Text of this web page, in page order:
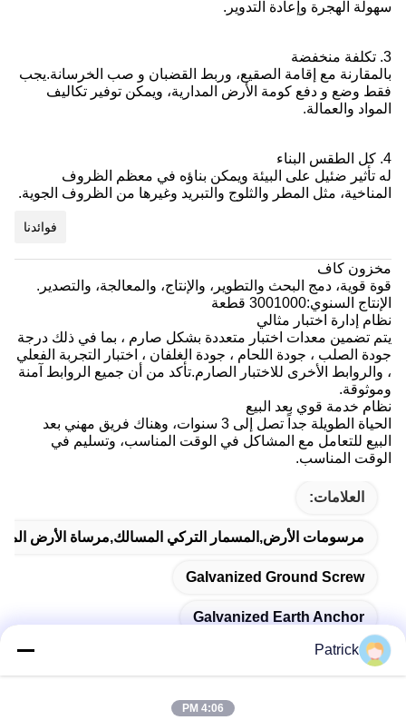
سهولة الهجرة وإعادة التدوير.
3. تكلفة منخفضة
بالمقارنة مع إقامة الصقيع، وربط القضبان و صب الخرسانة.يجب
فقط وضع و دفع كومة الأرض المدارية، ويمكن توفير تكاليف
المواد والعمالة.
4. كل الطقس البناء
له تأثير ضئيل على البيئة ويمكن بناؤه في معظم الظروف
المناخية، مثل المطر والثلوج والتبريد وغيرها من الظروف الجوية.
فوائدنا
مخزون كاف
قوة قوية، دمج البحث والتطوير، والإنتاج، والمعالجة، والتصدير.
الإنتاج السنوي:3001000 قطعة
نظام إدارة اختبار مثالي
يتم تضمين معدات اختبار متعددة بشكل صارم ، بما في ذلك درجة
جودة الصلب ، جودة اللحام ، جودة الغلفان ، اختبار التجربة الفعلي
، والروابط الأخرى للاختبار الصارم.تأكد من أن جميع الروابط آمنة
وموثوقة.
نظام خدمة قوي بعد البيع
الحياة الطويلة جداً تصل إلى 3 سنوات، وهناك فريق مهني بعد
البيع للتعامل مع المشاكل في الوقت المناسب، وتسليم في
الوقت المناسب.
العلامات:
مرسومات الأرض,المسمار التركي المسالك,مرساة الأرض
Galvanized Ground Screw
Galvanized Earth Anchor
Patrick
4:06 PM